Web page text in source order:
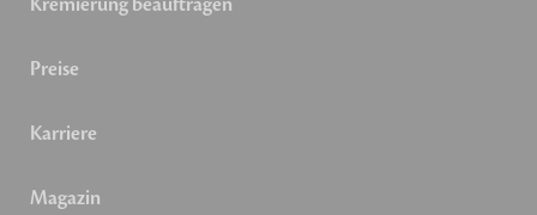
Preise
Karriere
Magazin